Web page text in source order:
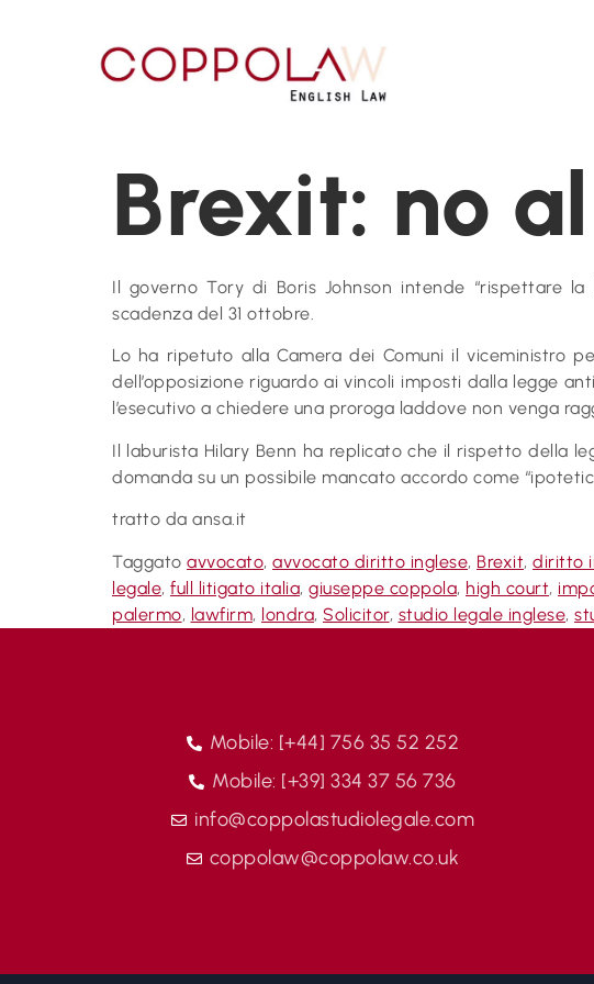
Brexit: no
Il governo Tory di Boris Johnson intende “rispettare la
scadenza del 31 ottobre.
Lo ha ripetuto alla Camera dei Comuni il viceministro
dell’opposizione riguardo ai vincoli imposti dalla legge
l’esecutivo a chiedere una proroga laddove non venga
Il laburista Hilary Benn ha replicato che il rispetto della
domanda su un possibile mancato accordo come
tratto da ansa.it
Taggato avvocato, avvocato diritto inglese, Brexit, diritto
legale, full litigato italia, giuseppe coppola, high court,
palermo, lawfirm, londra, Solicitor, studio legale inglese,
Mobile: [+44] 756 35 52 252
Mobile: [+39] 334 37 56 736
info@coppolastudiolegale.com
coppolaw@coppolaw.co.uk